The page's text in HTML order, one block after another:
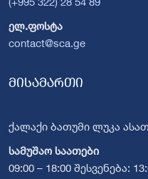
ელ.ფოსტა
contact@sca.ge
მისამართი
ქალაქი ბათუმი ლუკა
სამუშაო საათები
09:00 – 18:00 შესვენება: